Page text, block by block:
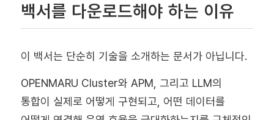
백서를 다운로드해야 하는 이유
이 백서는 단순히 기술을 소개하는 문서가 아닙니다.
OPENMARU Cluster와 APM, 그리고 LLM의
통합이 실제로 어떻게 구현되고, 어떤 데이터를